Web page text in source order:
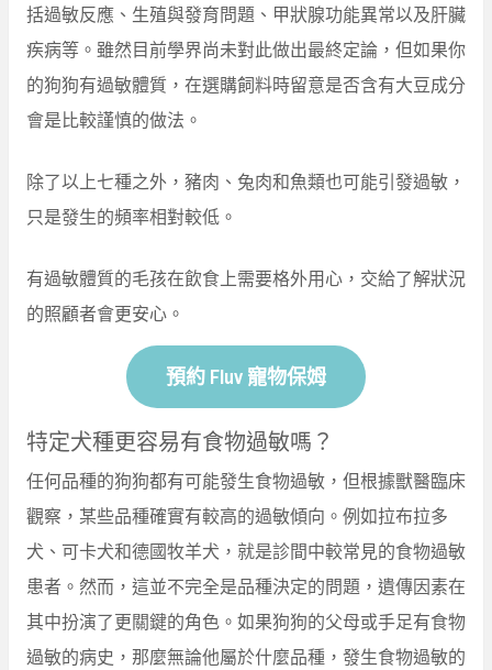
括過敏反應、生殖與發育問題、甲狀腺功能異常以及肝臟
疾病等。雖然目前學界尚未對此做出最終定論，但如果你
的狗狗有過敏體質，在選購飼料時留意是否含有大豆成分
會是比較謹慎的做法。
除了以上七種之外，豬肉、兔肉和魚類也可能引發過敏，
只是發生的頻率相對較低。
有過敏體質的毛孩在飲食上需要格外用心，交給了解狀況
的照顧者會更安心。
預約 Fluv 寵物保姆
特定犬種更容易有食物過敏嗎？
任何品種的狗狗都有可能發生食物過敏，但根據獸醫臨床
觀察，某些品種確實有較高的過敏傾向。例如拉布拉多
犬、可卡犬和德國牧羊犬，就是診間中較常見的食物過敏
患者。然而，這並不完全是品種決定的問題，遺傳因素在
其中扮演了更關鍵的角色。如果狗狗的父母或手足有食物
過敏的病史，那麼無論他屬於什麼品種，發生食物過敏的